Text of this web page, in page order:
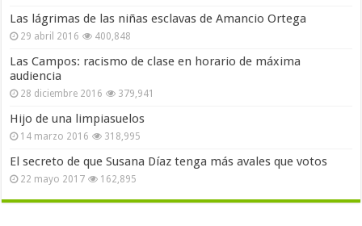
Las lágrimas de las niñas esclavas de Amancio Ortega
29 abril 2016 400,848
Las Campos: racismo de clase en horario de máxima
audiencia
28 diciembre 2016 379,941
Hijo de una limpiasuelos
14 marzo 2016 318,995
El secreto de que Susana Díaz tenga más avales que votos
22 mayo 2017 162,895